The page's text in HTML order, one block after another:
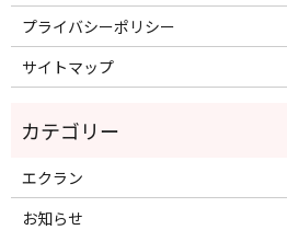
プライバシーポリシー
サイトマップ
エクラン
お知らせ